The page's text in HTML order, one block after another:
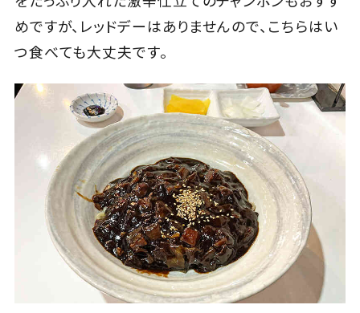
めですが、レッドデーはありませんので、こちらはい
つ食べても大丈夫です。